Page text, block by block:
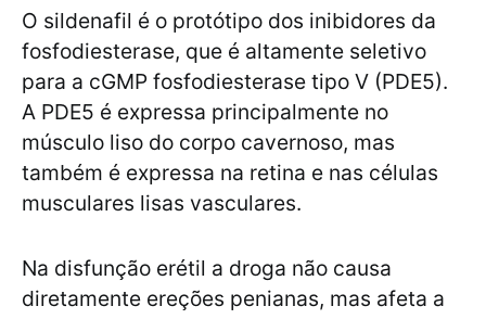
O sildenafil é o protótipo dos inibidores da
fosfodiesterase, que é altamente seletivo
para a cGMP fosfodiesterase tipo V (PDE5).
A PDE5 é expressa principalmente no
músculo liso do corpo cavernoso, mas
também é expressa na retina e nas células
musculares lisas vasculares.
Na disfunção erétil a droga não causa
diretamente ereções penianas, mas afeta a